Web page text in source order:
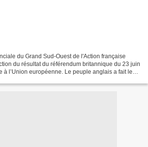
du Grand Sud-Ouest de l'Action française
du résultat du référendum britannique du 23 juin
à l’Union européenne. Le peuple anglais a fait le